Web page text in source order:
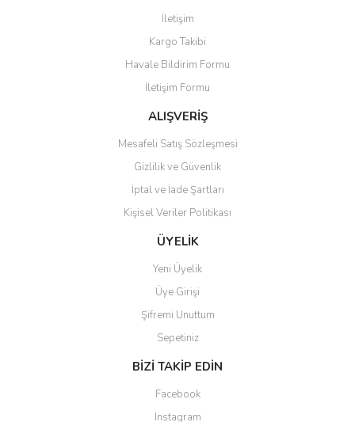
İletişim
Kargo Takibi
Havale Bildirim Formu
İletişim Formu
ALIŞVERİŞ
Mesafeli Satış Sözleşmesi
Gizlilik ve Güvenlik
İptal ve İade Şartları
Kişisel Veriler Politikası
ÜYELİK
Yeni Üyelik
Üye Girişi
Şifremi Unuttum
Sepetiniz
BİZİ TAKİP EDİN
Facebook
Instagram